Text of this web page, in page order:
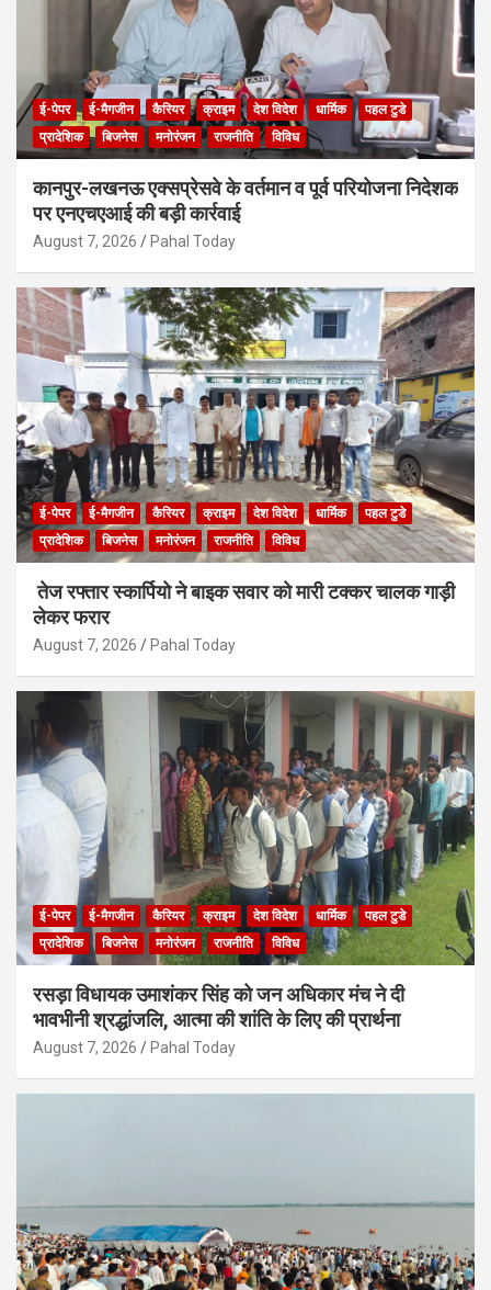
ई-पेपर ई-मैगजीन कैरियर क्राइम देश विदेश धार्मिक
पहल टुडे
प्रादेशिक
बिजनेस मनोरंजन राजनीति विविध
कानपुर-लखनऊ एक्सप्रेसवे के वर्तमान व पूर्व परियोजना निदेशक
पर एनएचएआई की बड़ी कार्रवाई
August 7, 2026 Pahal Today
ई-पेपर ई-मैगजीन कैरियर क्राइम देश विदेश धार्मिक
पहल टुडे
प्रादेशिक
बिजनेस मनोरंजन राजनीति विविध
तेज रफ्तार स्कार्पियो ने बाइक सवार को मारी टक्कर चालक गाड़ी
लेकर फरार
August 7, 2026 Pahal Today
ई-पेपर ई-मैगजीन कैरियर क्राइम देश विदेश धार्मिक
पहल टुडे
प्रादेशिक
बिजनेस मनोरंजन राजनीति विविध
रसड़ा विधायक उमाशंकर सिंह को जन अधिकार मंच ने दी
भावभीनी श्रद्धांजलि, आत्मा की शांति के लिए की प्रार्थना
August 7, 2026 Pahal Today